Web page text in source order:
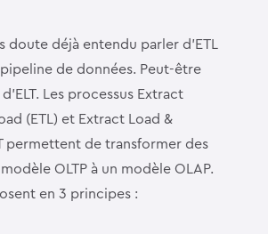
doute déjà entendu parler d’ETL
de données. Peut-être
Les processus Extract
(ETL) et Extract Load &
permettent de transformer des
OLTP à un modèle OLAP.
en 3 principes :